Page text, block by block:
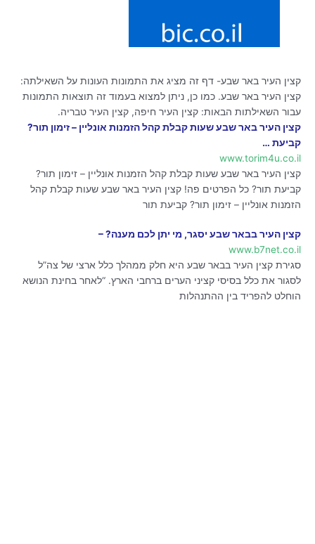
קצין העיר באר שבע- דף זה מציג את התמונות העונות על השאילתה:
קצין העיר באר שבע. כמו כן, ניתן למצוא בעמוד זה תוצאות התמונות
עבור השאילתות הבאות: קצין העיר חיפה, קצין העיר טבריה.
קצין העיר באר שבע שעות קבלת קהל הזמנות אונליין – זימון תור?
קביעת …
www.torim4u.co.il
קצין העיר באר שבע שעות קבלת קהל הזמנות אונליין – זימון תור?
קביעת תור? כל הפרטים פה! קצין העיר באר שבע שעות קבלת קהל
הזמנות אונליין – זימון תור? קביעת תור
קצין העיר בבאר שבע יסגר, מי יתן לכם מענה? –
www.b7net.co.il
סגירת קצין העיר בבאר שבע היא חלק ממהלך כלל ארצי של צה”ל
לסגור את כלל בסיסי קציני הערים ברחבי הארץ. “לאחר בחינת הנושא
הוחלט להפריד בין ההתנהלות